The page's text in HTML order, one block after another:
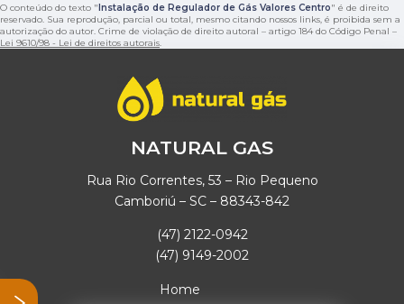
O conteúdo do texto "Instalação de Regulador de Gás Valores Centro" é de direito
reservado. Sua reprodução, parcial ou total, mesmo citando nossos links, é proibida sem a
autorização do autor. Crime de violação de direito autoral – artigo 184 do Código Penal –
Lei 9610/98 - Lei de direitos autorais.
NATURAL GAS
Rua Rio Correntes, 53 – Rio Pequeno
Camboriú – SC – 88343-842
(47) 2122-0942
(47) 9149-2002
Home